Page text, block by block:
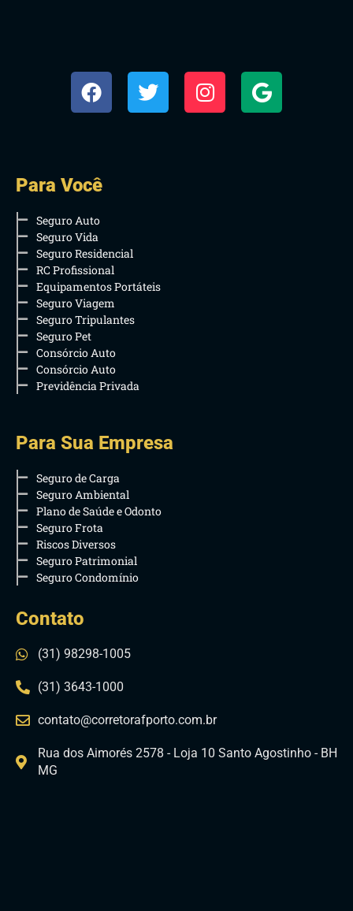
Para Você
Seguro Auto
Seguro Vida
Seguro Residencial
RC Profissional
Equipamentos Portáteis
Seguro Viagem
Seguro Tripulantes
Seguro Pet
Consórcio Auto
Consórcio Auto
Previdência Privada
Para Sua Empresa
Seguro de Carga
Seguro Ambiental
Plano de Saúde e Odonto
Seguro Frota
Riscos Diversos
Seguro Patrimonial
Seguro Condomínio
Contato
(31) 98298-1005
(31) 3643-1000
contato@corretorafporto.com.br
Rua dos Aimorés 2578 - Loja 10 Santo Agostinho - BH
MG